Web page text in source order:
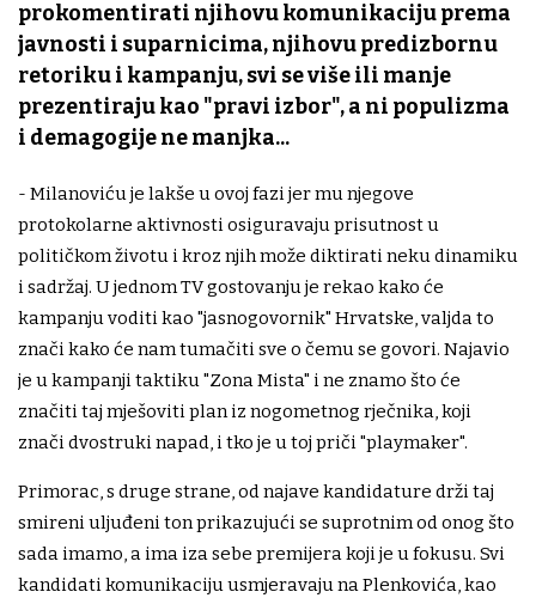
prokomentirati njihovu komunikaciju prema
javnosti i suparnicima, njihovu predizbornu
retoriku i kampanju, svi se više ili manje
prezentiraju kao "pravi izbor", a ni populizma
i demagogije ne manjka...
- Milanoviću je lakše u ovoj fazi jer mu njegove
protokolarne aktivnosti osiguravaju prisutnost u
političkom životu i kroz njih može diktirati neku dinamiku
i sadržaj. U jednom TV gostovanju je rekao kako će
kampanju voditi kao "jasnogovornik" Hrvatske, valjda to
znači kako će nam tumačiti sve o čemu se govori. Najavio
je u kampanji taktiku "Zona Mista" i ne znamo što će
značiti taj mješoviti plan iz nogometnog rječnika, koji
znači dvostruki napad, i tko je u toj priči "playmaker".
Primorac, s druge strane, od najave kandidature drži taj
smireni uljuđeni ton prikazujući se suprotnim od onog što
sada imamo, a ima iza sebe premijera koji je u fokusu. Svi
kandidati komunikaciju usmjeravaju na Plenkovića, kao